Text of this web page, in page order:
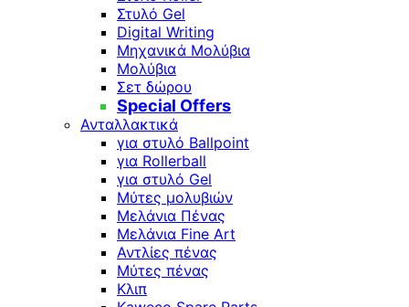
Στυλό Gel
Digital Writing
Μηχανικά Μολύβια
Μολύβια
Σετ δώρου
Special Offers
Ανταλλακτικά
για στυλό Ballpoint
για Rollerball
για στυλό Gel
Μύτες μολυβιών
Μελάνια Πένας
Μελάνια Fine Art
Αντλίες πένας
Μύτες πένας
Κλιπ